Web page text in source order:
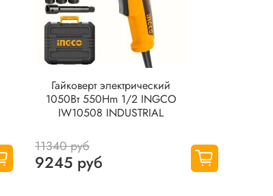
Гайковерт электрический
1050Вт 550Hm 1/2 INGCO
IW10508 INDUSTRIAL
11340 руб
9245 руб